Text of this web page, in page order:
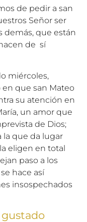
de pedir a san
Señor ser
demás, que están
de sí
miércoles,
que san Mateo
su atención en
un amor que
de Dios;
la que da lugar
eligen en total
paso a los
hace así
insospechados